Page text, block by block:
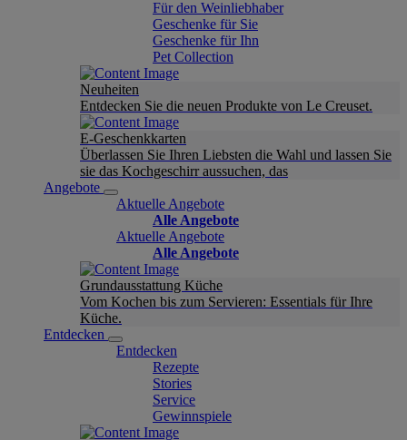
Für den Weinliebhaber
Geschenke für Sie
Geschenke für Ihn
Pet Collection
Neuheiten
Entdecken Sie die neuen Produkte von Le Creuset.
E-Geschenkkarten
Überlassen Sie Ihren Liebsten die Wahl und lassen Sie
sie das Kochgeschirr aussuchen, das
Angebote
Aktuelle Angebote
Alle Angebote
Aktuelle Angebote
Alle Angebote
Grundausstattung Küche
Vom Kochen bis zum Servieren: Essentials für Ihre
Küche.
Entdecken
Entdecken
Rezepte
Stories
Service
Gewinnspiele